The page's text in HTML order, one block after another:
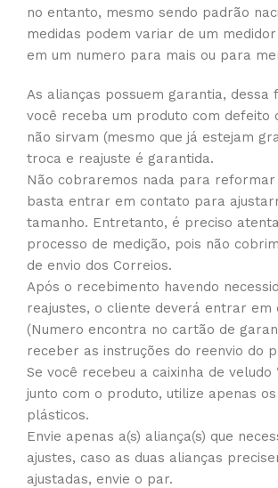
no entanto, mesmo sendo padrão
medidas podem variar de um
em um numero para mais ou para
As alianças possuem garantia, dessa
você receba um produto com defeito
não sirvam (mesmo que já estejam
troca e reajuste é garantida.
Não cobraremos nada para reformar
basta entrar em contato para
tamanho. Entretanto, é preciso
processo de medição, pois não
de envio dos Correios.
Após o recebimento havendo
reajustes, o cliente deverá entrar em
(Numero encontra no cartão de
receber as instruções do reenvio do
Se você recebeu a caixinha de veludo
junto com o produto, utilize apenas os
plásticos.
Envie apenas a(s) aliança(s) que
ajustes, caso as duas alianças
ajustadas, envie o par.